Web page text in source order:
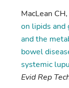
MacLean
on lipids and
and the
bowel
systemic
Evid Rep